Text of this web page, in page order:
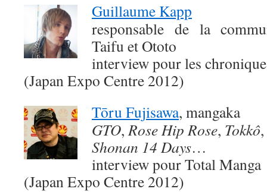
Guillaume Kapp
responsable de la
Taifu et Ototo
interview pour les
(Japan Expo Centre 2012)
Tōru Fujisawa, mangaka
GTO,Rose Hip Rose, Tokkô,
Shonan 14 Days…
interview pour Total Manga
(Japan Expo Centre 2012)